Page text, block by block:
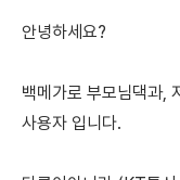
안녕하세요?
백메가로 부모님댁과,
사용자 입니다.